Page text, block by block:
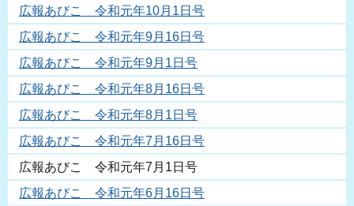
広報あびこ 令和元年10月1日号
広報あびこ 令和元年9月16日号
広報あびこ 令和元年9月1日号
広報あびこ 令和元年8月16日号
広報あびこ 令和元年8月1日号
広報あびこ 令和元年7月16日号
広報あびこ 令和元年7月1日号
広報あびこ 令和元年6月16日号